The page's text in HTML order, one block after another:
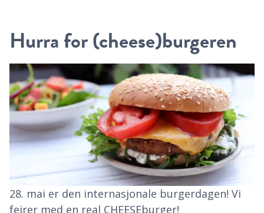
Hurra for (cheese)burgeren
28. mai er den internasjonale burgerdagen! Vi
feirer med en real CHEESEburger!